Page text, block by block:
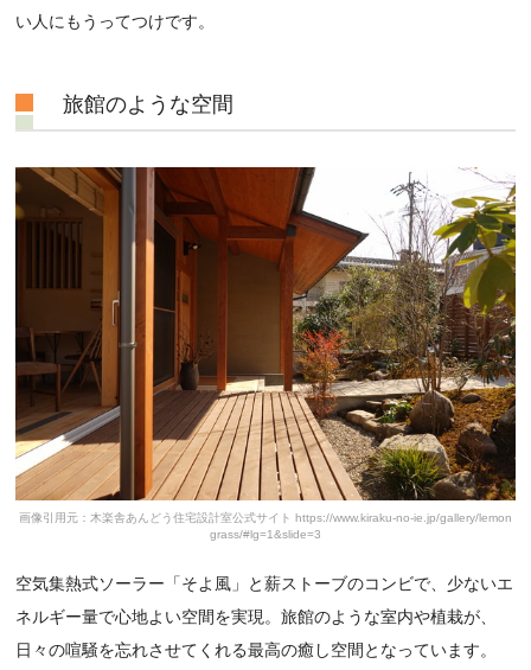
い人にもうってつけです。
旅館のような空間
画像引用元：木楽舎あんどう住宅設計室公式サイト https://www.kiraku-no-ie.jp/gallery/lemon
grass/#lg=1&slide=3
空気集熱式ソーラー「そよ風」と薪ストーブのコンビで、少ないエ
ネルギー量で心地よい空間を実現。旅館のような室内や植栽が、
日々の喧騒を忘れさせてくれる最高の癒し空間となっています。